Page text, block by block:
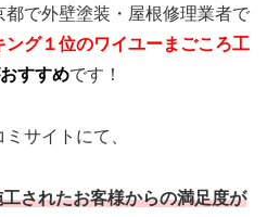
で外壁塗装・屋根修理業者で
ング１位のワイユーまごころ工
すすめです！
サイトにて、
されたお客様からの満足度が